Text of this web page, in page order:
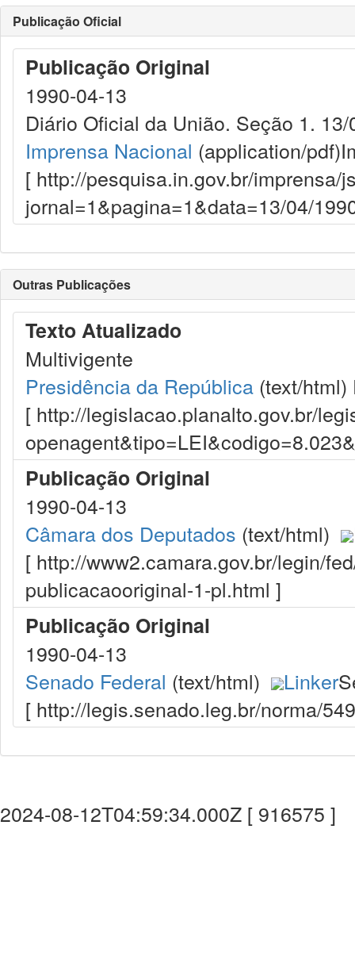
Publicação Oficial
Publicação Original
1990-04-13
Diário Oficial da União. Seção 1.
Imprensa Nacional (application/pdf)
[ http://pesquisa.in.gov.br/imprensa/
jornal=1&pagina=1&data=13/04/
Outras Publicações
Texto Atualizado
Multivigente
Presidência da República (text/html)
[ http://legislacao.planalto.gov.br/
Publicação Original
1990-04-13
Câmara dos Deputados (text/html)
[ http://www2.camara.gov.br/legin/
publicacaooriginal-1-pl.html ]
Publicação Original
1990-04-13
Senado Federal (text/html) Linker
[ http://legis.senado.leg.br/norma/
2024-08-12T04:59:34.000Z [ 916575 ]